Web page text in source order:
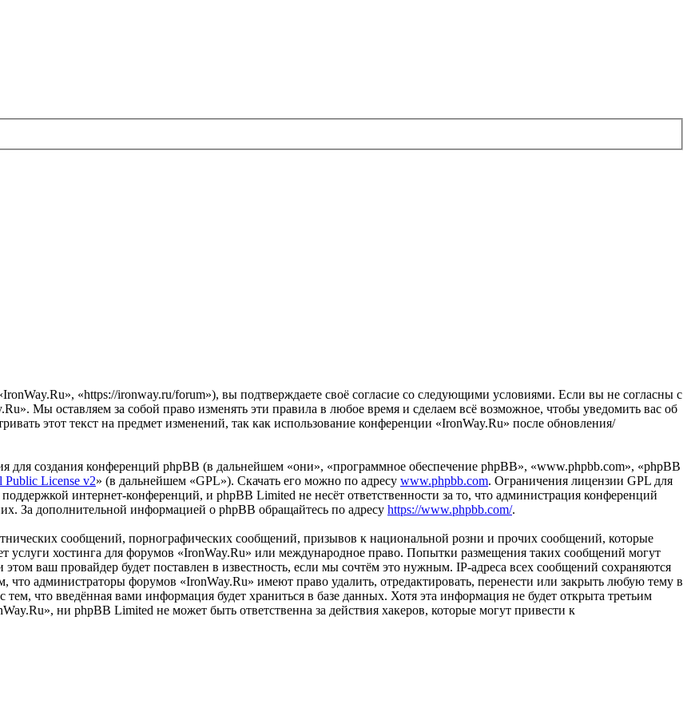
«https://ironway.ru/forum»), вы подтверждаете своё согласие со следующими условиями. Если вы не согласны с
Мы оставляем за собой право изменять эти правила в любое время и сделаем всё возможное, чтобы уведомить вас об
этот текст на предмет изменений, так как использование конференции «IronWay.Ru» после обновления/
создания конференций phpBB (в дальнейшем «они», «программное обеспечение phpBB», «www.phpbb.com», «phpBB
Public License v2» (в дальнейшем «GPL»). Скачать его можно по адресу www.phpbb.com. Ограничения лицензии GPL для
интернет-конференций, и phpBB Limited не несёт ответственности за то, что администрация конференций
За дополнительной информацией о phpBB обращайтесь по адресу https://www.phpbb.com/.
сообщений, порнографических сообщений, призывов к национальной розни и прочих сообщений, которые
услуги хостинга для форумов «IronWay.Ru» или международное право. Попытки размещения таких сообщений могут
ваш провайдер будет поставлен в известность, если мы сочтём это нужным. IP-адреса всех сообщений сохраняются
что администраторы форумов «IronWay.Ru» имеют право удалить, отредактировать, перенести или закрыть любую тему в
что введённая вами информация будет храниться в базе данных. Хотя эта информация не будет открыта третьим
ни phpBB Limited не может быть ответственна за действия хакеров, которые могут привести к